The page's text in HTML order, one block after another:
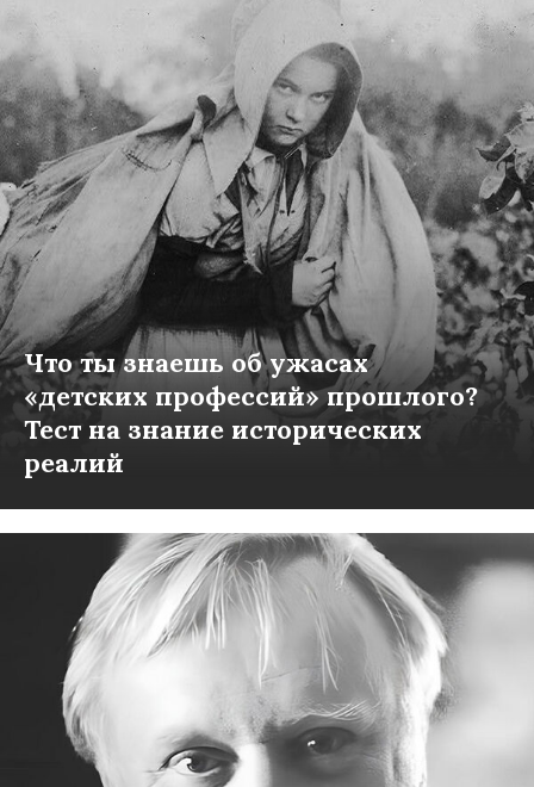
Что ты знаешь об ужасах
«детских профессий» прошлого?
Тест на знание исторических
реалий